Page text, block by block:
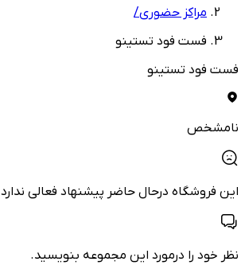
مراکز حضوری/
فست فود تستینو
فست فود تستینو
نامشخص
این فروشگاه درحال حاضر پیشنهاد فعالی ندارد
نظر خود را درمورد این مجموعه بنویسید.